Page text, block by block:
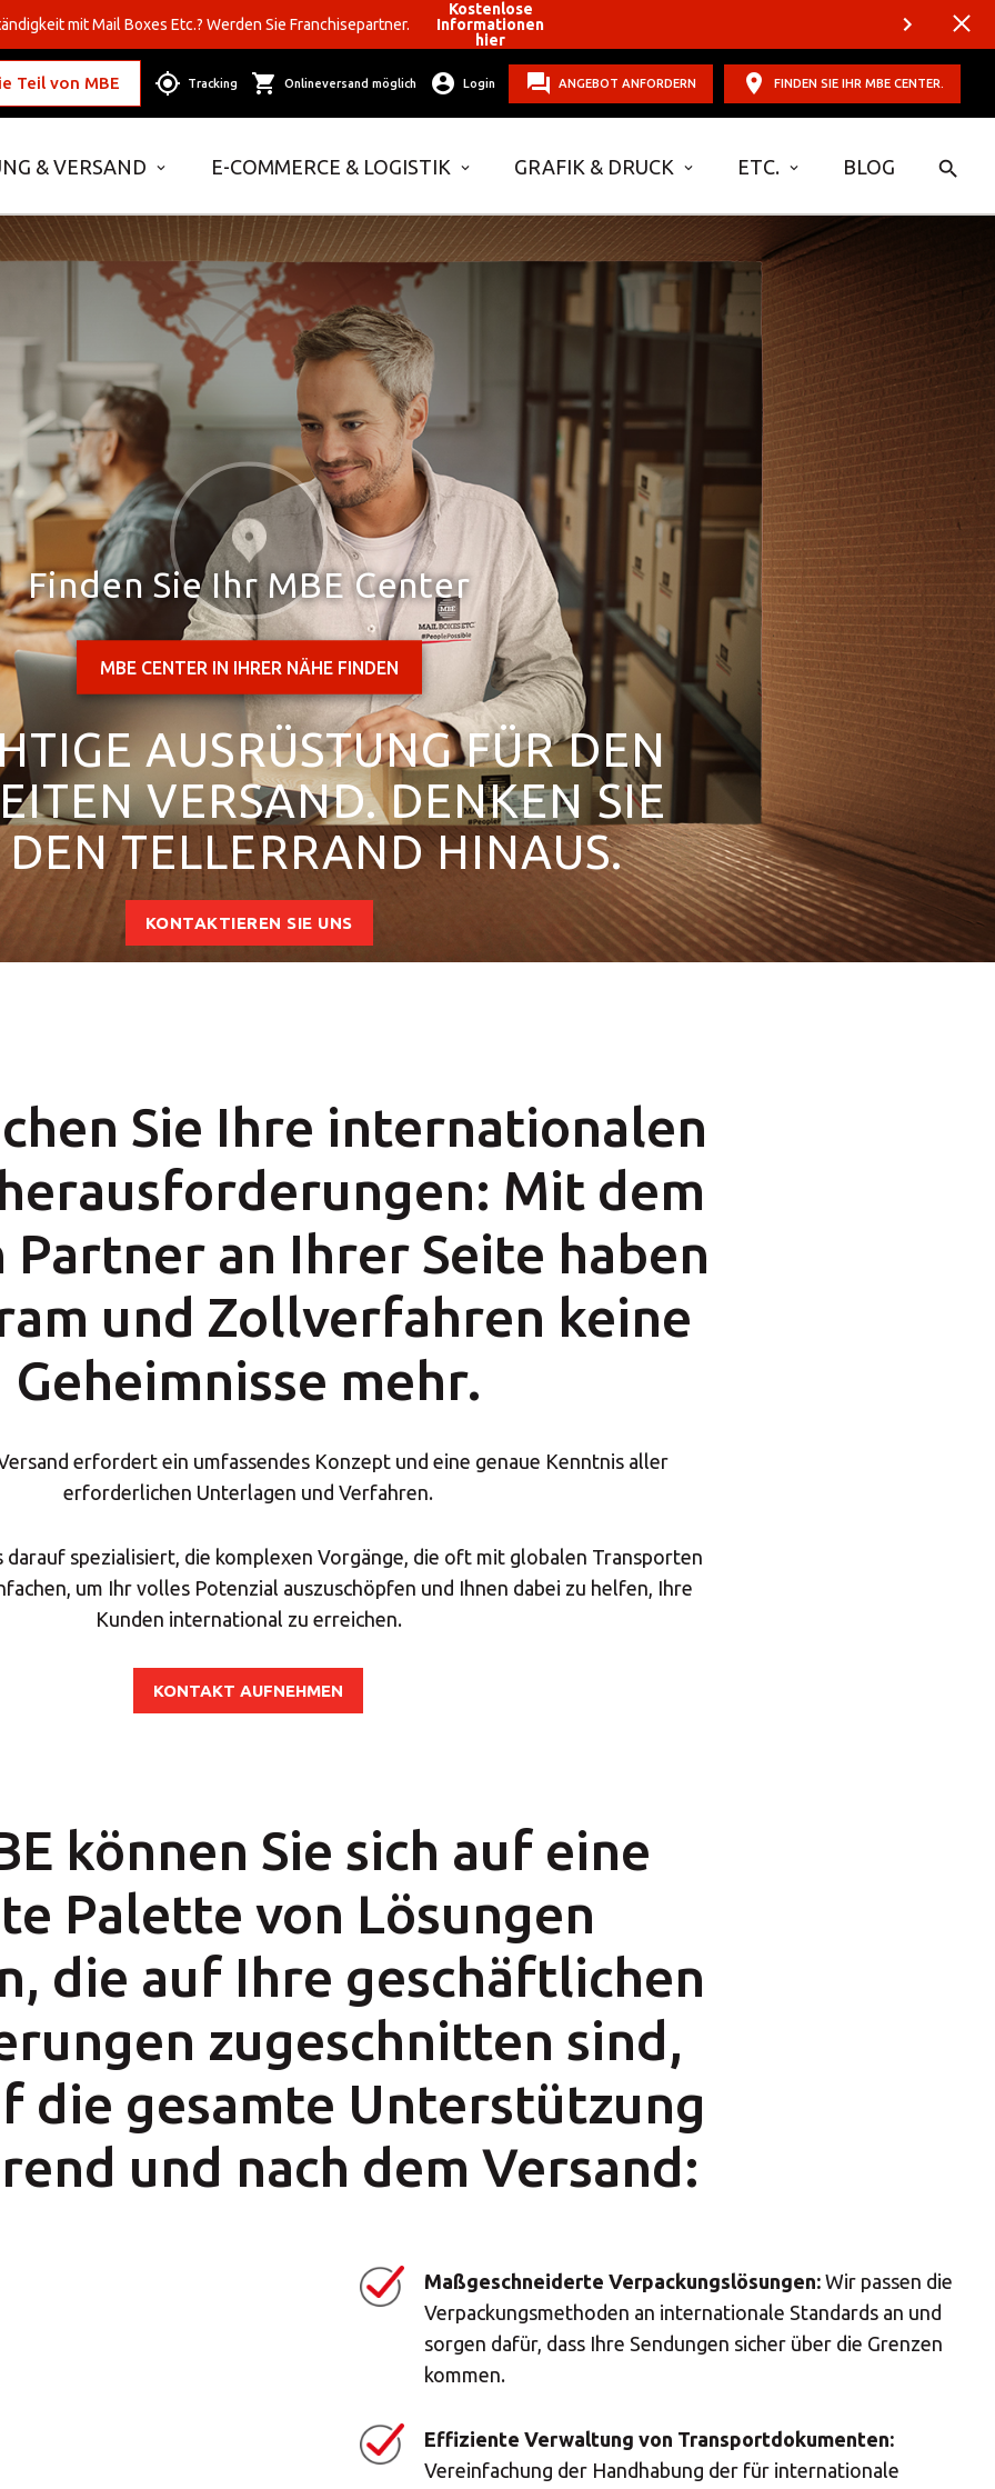
mit Mail Boxes Etc.? Werden Sie Franchisepartner.
Kostenlose
Informationen
hier
Teil von MBE Tracking Onlineversand möglich Login ANGEBOT ANFORDERN FINDEN SIE IHR MBE CENTER.
& VERSAND E-COMMERCE & LOGISTIK GRAFIK & DRUCK ETC. BLOG
Finden Sie Ihr MBE Center
MBE CENTER IN IHRER NÄHE FINDEN
AUSRÜSTUNG FÜR DEN
VERSAND. DENKEN SIE
DEN TELLERRAND HINAUS.
KONTAKTIEREN SIE UNS
Sie Ihre internationalen
Mit dem
an Ihrer Seite haben
und Zollverfahren keine
Geheimnisse mehr.
erfordert ein umfassendes Konzept und eine genaue Kenntnis aller
erforderlichen Unterlagen und Verfahren.
darauf spezialisiert, die komplexen Vorgänge, die oft mit globalen Transporten
um Ihr volles Potenzial auszuschöpfen und Ihnen dabei zu helfen, Ihre
Kunden international zu erreichen.
KONTAKT AUFNEHMEN
können Sie sich auf eine
Palette von Lösungen
die auf Ihre geschäftlichen
zugeschnitten sind,
die gesamte Unterstützung
und nach dem Versand:
Maßgeschneiderte Verpackungslösungen: Wir passen die
Verpackungsmethoden an internationale Standards an und
sorgen dafür, dass Ihre Sendungen sicher über die Grenzen
kommen.
Effiziente Verwaltung von Transportdokumenten:
Vereinfachung der Handhabung der für internationale
Africa
Asia/Pacific
Sie Ihr MBE Center